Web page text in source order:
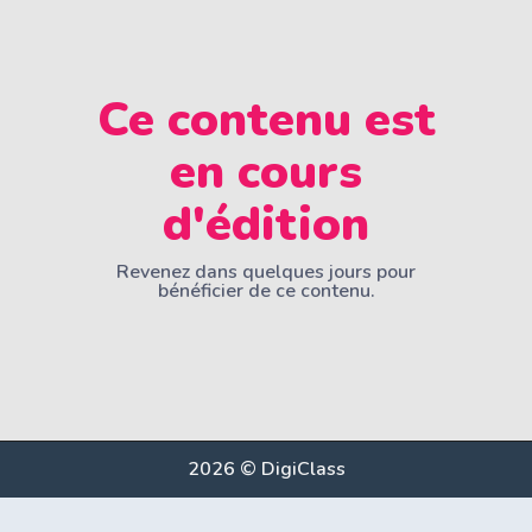
Ce contenu est
en cours
d'édition
Revenez dans quelques jours pour
bénéficier de ce contenu.
2026 © DigiClass